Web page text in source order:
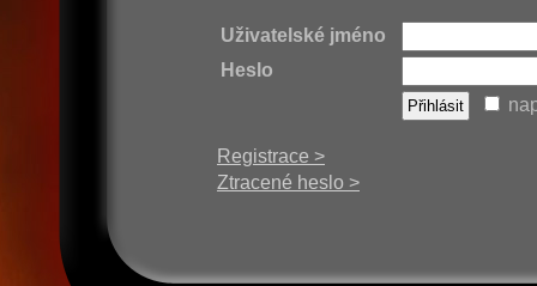
Uživatelské jméno
Heslo
Registrace >
Ztracené heslo >